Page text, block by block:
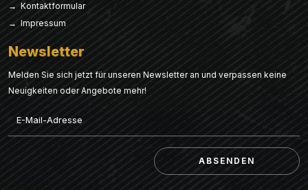
→ Kontaktformular
→ Impressum
Newsletter
Melden Sie sich jetzt für unseren Newsletter an und verpassen keine
Neuigkeiten oder Angebote mehr!
ABSENDEN
ABSENDEN